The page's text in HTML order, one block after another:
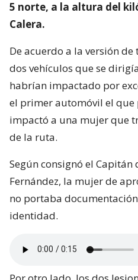
5 norte, a la altura del
Calera.
De acuerdo a la versión
dos vehículos que se
habrían impactado por
el primer automóvil el que
impactó a una mujer que
de la ruta.
Según consignó el Capitán
Fernández, la mujer de
no portaba
identidad.